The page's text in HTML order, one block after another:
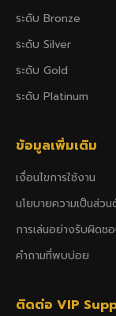
ระดับ Bronze
ระดับ Silver
ระดับ Gold
ระดับ Platinum
ข้อมูลเพิ่มเติม
เงื่อนไขการใช้งาน
นโยบายความเป็นส่วน
การเล่นอย่างรับผิดช
คำถามที่พบบ่อย
ติดต่อ VIP